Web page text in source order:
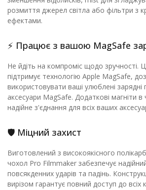
розмиття джерел світла або фільтри з
ефектами.
⚡ Працює з вашою MagSafe
Не йдіть на компроміс щодо зручності.
підтримує технологію Apple MagSafe,
використовувати ваші улюблені зарядні
аксесуари MagSafe. Додаткові магніти
надійне з'єднання для всіх ваших
🛡️ Міцний захист
Виготовлений з високоякісного
чохол Pro Filmmaker забезпечує
повсякденних ударів та падінь.
вирізом гарантує повний доступ до всіх